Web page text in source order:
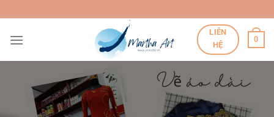
qua
nội
LIÊN
HỆ
0